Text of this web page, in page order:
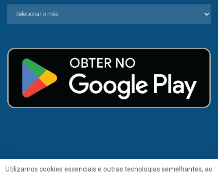
Utilizamos cookies essenciais e outras tecnologias semelhantes, ao